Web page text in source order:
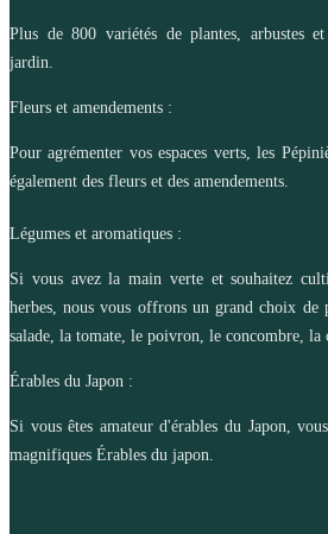
Plus de 800 variétés de plantes, arbustes
jardin.
Fleurs et amendements :
Pour agrémenter vos espaces verts, les
également des fleurs et des amendements.
Légumes et aromatiques :
Si vous avez la main verte et souhaitez
herbes, nous vous offrons un grand choix de
salade, la tomate, le poivron, le concombre, la
Érables du Japon :
Si vous êtes amateur d'érables du Japon,
magnifiques Érables du japon.